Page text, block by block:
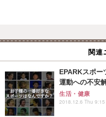
関連
EPARKスポ
運動への不安
生活・健康
2018.12.6 Thu 9:15